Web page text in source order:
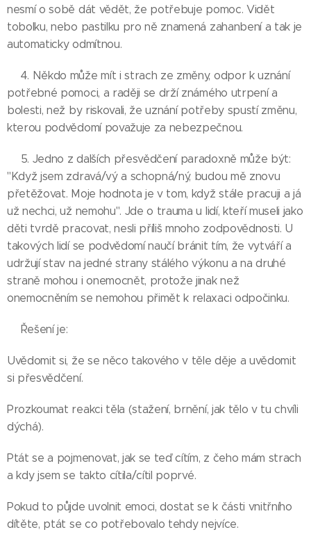
nesmí o sobě dát vědět, že potřebuje pomoc. Vidět
tobolku, nebo pastilku pro ně znamená zahanbení a tak je
automaticky odmítnou.
👉4. Někdo může mít i strach ze změny, odpor k uznání
potřebné pomoci, a raději se drží známého utrpení a
bolesti, než by riskovali, že uznání potřeby spustí změnu,
kterou podvědomí považuje za nebezpečnou.
👉5. Jedno z dalších přesvědčení paradoxně může být:
"Když jsem zdravá/vý a schopná/ný, budou mě znovu
přetěžovat. Moje hodnota je v tom, když stále pracuji a já
už nechci, už nemohu". Jde o trauma u lidí, kteří museli jako
děti tvrdě pracovat, nesli příliš mnoho zodpovědnosti. U
takových lidí se podvědomí naučí bránit tím, že vytváří a
udržují stav na jedné strany stálého výkonu a na druhé
straně mohou i onemocnět, protože jinak než
onemocněním se nemohou přimět k relaxaci odpočinku.
🍀Řešení je:
Uvědomit si, že se něco takového v těle děje a uvědomit
si přesvědčení.
Prozkoumat reakci těla (stažení, brnění, jak tělo v tu chvíli
dýchá).
Ptát se a pojmenovat, jak se teď cítím, z čeho mám strach
a kdy jsem se takto cítila/cítil poprvé.
Pokud to půjde uvolnit emoci, dostat se k části vnitřního
dítěte, ptát se co potřebovalo tehdy nejvíce.